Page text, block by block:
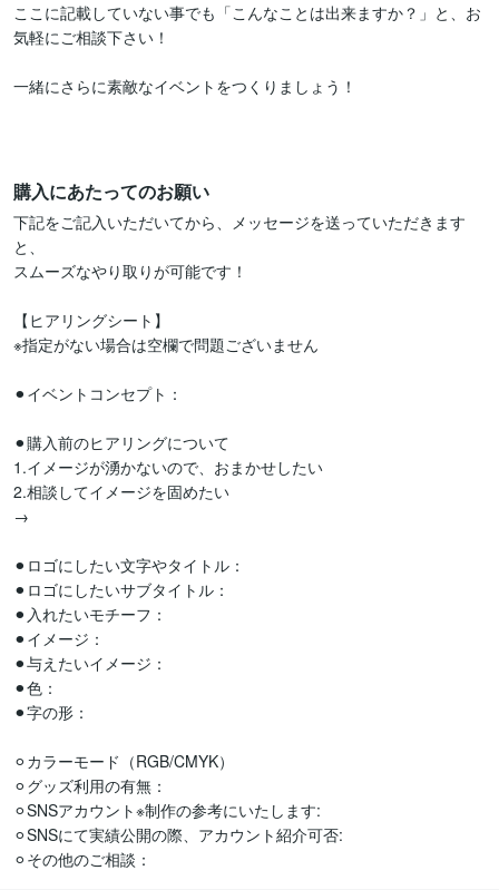
ここに記載していない事でも「こんなことは出来ますか？」と、お
気軽にご相談下さい！
一緒にさらに素敵なイベントをつくりましょう！
購入にあたってのお願い
下記をご記入いただいてから、メッセージを送っていただきます
と、
スムーズなやり取りが可能です！
【ヒアリングシート】
※指定がない場合は空欄で問題ございません
⚫︎イベントコンセプト：
⚫︎購入前のヒアリングについて
1.イメージが湧かないので、おまかせしたい
2.相談してイメージを固めたい
→
⚫︎ロゴにしたい文字やタイトル：
⚫︎ロゴにしたいサブタイトル：
⚫︎入れたいモチーフ：
⚫︎イメージ：
⚫︎与えたいイメージ：
⚫︎色：
⚫︎字の形：
⚪︎カラーモード（RGB/CMYK）
⚪︎グッズ利用の有無：
⚪︎SNSアカウント※制作の参考にいたします:
⚪︎SNSにて実績公開の際、アカウント紹介可否:
⚪︎その他のご相談：